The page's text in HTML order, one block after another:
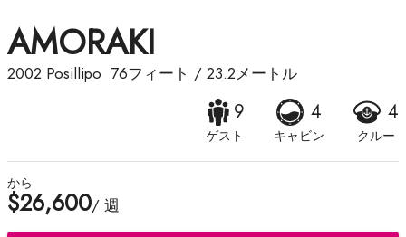
AMORAKI
2002 Posillipo 76フィート / 23.2メートル
9
ゲスト
4
キャビン
4
クルー
から
$26,600/ 週